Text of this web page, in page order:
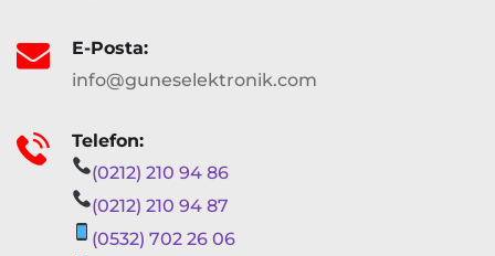
E-Posta:
info@guneselektronik.com
Telefon:
(0212) 210 94 86
(0212) 210 94 87
(0532) 702 26 06